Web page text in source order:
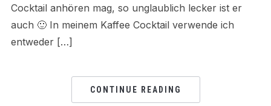
Cocktail anhören mag, so unglaublich lecker ist er
auch 🙂 In meinem Kaffee Cocktail verwende ich
entweder […]
CONTINUE READING